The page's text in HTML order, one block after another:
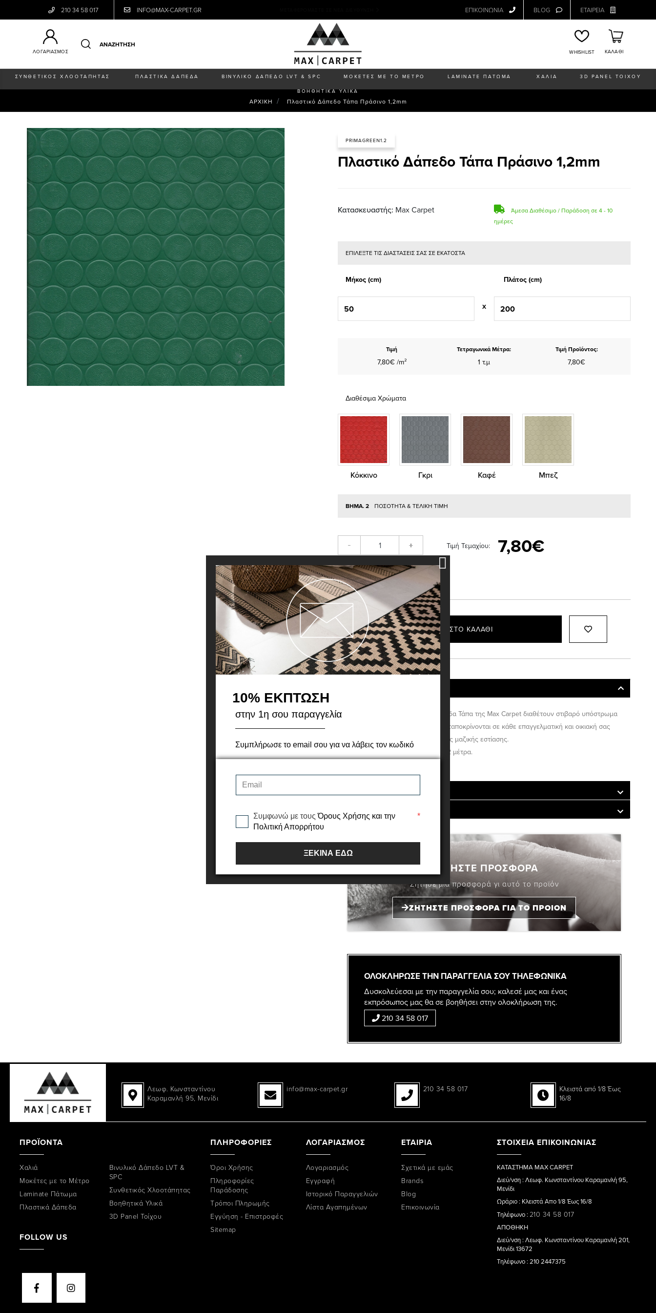
210 34 58 017 INFO@MAX-CARPET.GR ΕΠΙΚΟΙΝΩΝΙΑ BLOG ΕΤΑΙΡΕΙΑ
ΛΟΓΑΡΙΑΣΜΟΣ WHISHLIST ΚΑΛΑΘΙ
ΣΥΝΘΕΤΙΚΟΣ ΧΛΟΟΤΑΠΗΤΑΣ ΠΛΑΣΤΙΚΑ ΔΑΠΕΔΑ ΒΙΝΥΛΙΚΟ ΔΑΠΕΔΟ LVT & SPC ΜΟΚΕΤΕΣ ΜΕ ΤΟ ΜΕΤΡΟ LAMINATE ΠΑΤΩΜΑ ΧΑΛΙΑ 3D PANEL ΤΟΙΧΟΥ
ΒΟΗΘΗΤΙΚΑ ΥΛΙΚΑ
ΑΡΧΙΚΗ Πλαστικό Δάπεδο Τάπα Πράσινο 1,2mm
PRIMAGREEN1.2
Πλαστικό Δάπεδο Τάπα Πράσινο 1,2mm
Κατασκευαστής: Max Carpet
Άμεσα Διαθέσιμο / Παράδοση σε 4 - 10
ημέρες
ΕΠΙΛΕΞΤΕ ΤΙΣ ΔΙΑΣΤΑΣΕΙΣ ΣΑΣ ΣΕ ΕΚΑΤΟΣΤΑ
Μήκος (cm) Πλάτος (cm)
X
Τιμή
7,80€ /m²
Τετραγωνικά Μέτρα:
1 τ.μ
Τιμή Προϊόντος:
7,80€
Διαθέσιμα Χρώματα
Κόκκινο Γκρι Καφέ Μπεζ
ΒΗΜΑ. 2 ΠΟΣΟΤΗΤΑ & ΤΕΛΙΚΗ ΤΙΜΗ
- + Τιμή Τεμαχίου: 7,80€
ΠΡΟΣΘΉΚΗ ΣΤΟ ΚΑΛΆΘΙ
Τα Επαγγελματικά Πλαστικά Δάπεδα Τάπα της Max Carpet διαθέτουν στιβαρό υπόστρωμα
και αντιολισθητική επίστρωση. Ανταποκρίνονται σε κάθε επαγγελματική και οικιακή σας
ανάγκη. Κατάλληλα και για χώρους μαζικής εστίασης.
Έχουν πάχος 1.2 χιλ. και φάρδος 2 μέτρα.
ΖΗΤΗΣΤΕ ΠΡΟΣΦΟΡΑ
Ζήτησε μια προσφορά γι αυτό το προϊόν
ΖΗΤΗΣΤΕ ΠΡΟΣΦΟΡΑ ΓΙΑ ΤΟ ΠΡΟΙΟΝ
ΟΛΟΚΛΗΡΩΣΕ ΤΗΝ ΠΑΡΑΓΓΕΛΙΑ ΣΟΥ ΤΗΛΕΦΩΝΙΚΑ
Δυσκολεύεσαι με την παραγγελία σου; καλεσέ μας και ένας
εκπρόσωπος μας θα σε βοηθήσει στην ολοκλήρωση της.
210 34 58 017
Λεωφ. Κωνσταντίνου
Καραμανλή 95, Μενίδι
info@max-carpet.gr 210 34 58 017
Κλειστά από 1/8 Έως
16/8
ΠΡΟΪΟΝΤΑ
Χαλιά
Μοκέτες με το Μέτρο
Laminate Πάτωμα
Πλαστικά Δάπεδα
Βινυλικό Δάπεδο LVT &
SPC
Συνθετικός Χλοοτάπητας
Βοηθητικά Υλικά
3D Panel Τοίχου
FOLLOW US
ΠΛΗΡΟΦΟΡΙΕΣ
Όροι Χρήσης
Πληροφορίες
Παράδοσης
Tρόποι Πληρωμής
Εγγύηση - Επιστροφές
Sitemap
ΛΟΓΑΡΙΑΣΜΟΣ
Λογαριασμός
Εγγραφή
Ιστορικό Παραγγελιών
Λίστα Αγαπημένων
ΕΤΑΙΡΙΑ
Σχετικά με εμάς
Brands
Blog
Επικοινωνία
ΣΤΟΙΧΕΙΑ ΕΠΙΚΟΙΝΩΝΙΑΣ
ΚΑΤΑΣΤΗΜΑ MAX CARPET
Διεύ/νση : Λεωφ. Κωνσταντίνου Καραμανλή 95,
Μενίδι
Ωράριο : Κλειστά Απο 1/8 Έως 16/8
Τηλέφωνο : 210 34 58 017
ΑΠΟΘΗΚΗ
Διεύ/νση : Λεωφ. Κωνσταντίνου Καραμανλή 201,
Μενίδι 13672
Τηλέφωνο : 210 2447375
10% ΕΚΠΤΩΣΗ
στην 1η σου παραγγελία
Συμπλήρωσε το email σου για να λάβεις τον κωδικό
Συμφωνώ με τουςΌρους Χρήσης και την
Πολιτική Απορρήτου
*
ΞΕΚΙΝΑ ΕΔΩ